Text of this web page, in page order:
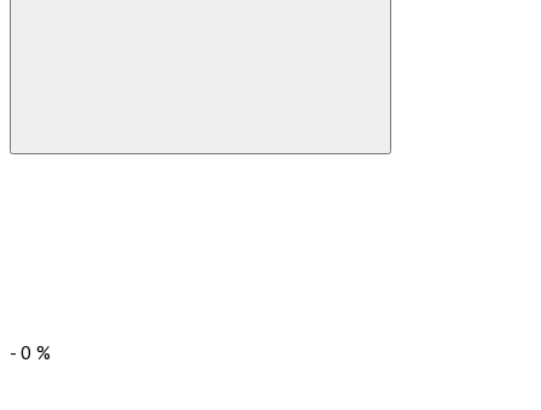
- 0 %